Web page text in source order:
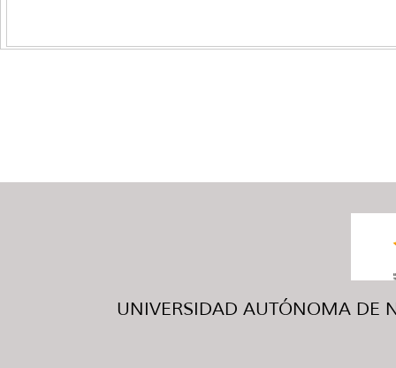
UNIVERSIDAD AUTÓNOMA DE